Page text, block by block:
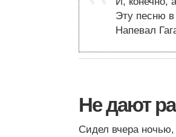
Эту песню в
Напевал
Не дают
Сидел вчера ночью,